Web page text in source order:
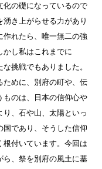
化の礎になっているので
き上がらせる力があり
作れたら、唯一無二の強
かし私はこれまでに
挑戦でもありました。
ために、別府の町や、伝
ものは、日本の信仰心や
、石や山、太陽といっ
国であり、そうした信仰
根付いています。今回は
ら、祭を別府の風土に基